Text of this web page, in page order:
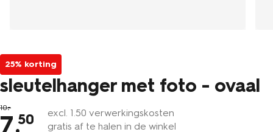
25% korting
sleutelhanger met foto - ovaal
10
7.50 excl. 1 .50 verwerkingskosten
gratis af te halen in de winkel